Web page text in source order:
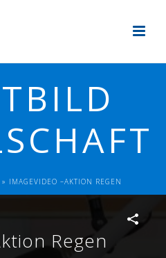
» IMAGEVIDEO –AKTION REGEN
Regen